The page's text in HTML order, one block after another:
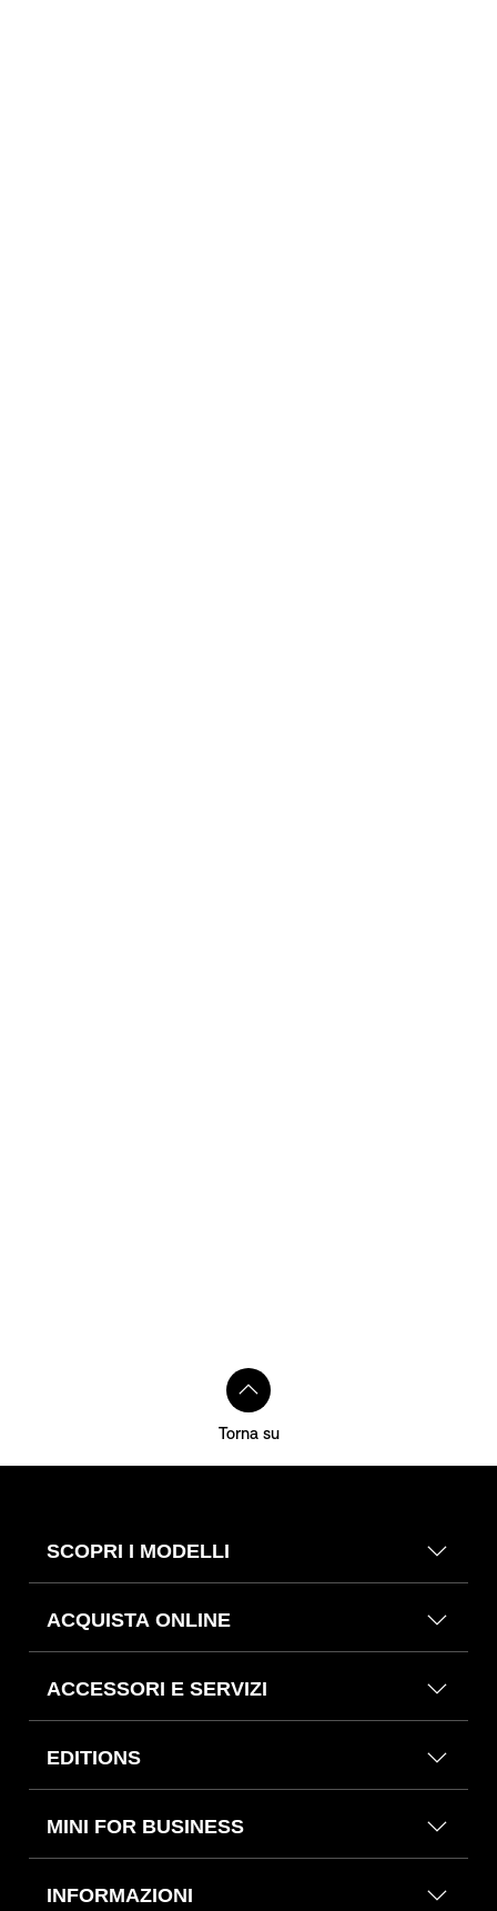
Torna su
SCOPRI I MODELLI
ACQUISTA ONLINE
ACCESSORI E SERVIZI
EDITIONS
MINI FOR BUSINESS
INFORMAZIONI